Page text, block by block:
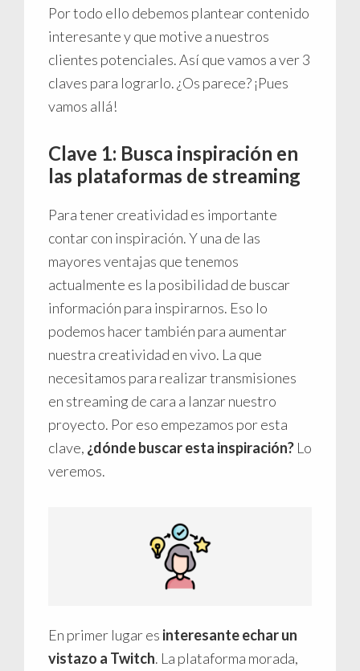
Por todo ello debemos plantear contenido
interesante y que motive a nuestros
clientes potenciales. Así que vamos a ver 3
claves para lograrlo. ¿Os parece? ¡Pues
vamos allá!
Clave 1: Busca inspiración en
las plataformas de streaming
Para tener creatividad es importante
contar con inspiración. Y una de las
mayores ventajas que tenemos
actualmente es la posibilidad de buscar
información para inspirarnos. Eso lo
podemos hacer también para aumentar
nuestra creatividad en vivo. La que
necesitamos para realizar transmisiones
en streaming de cara a lanzar nuestro
proyecto. Por eso empezamos por esta
clave, ¿dónde buscar esta inspiración? Lo
veremos.
En primer lugar es interesante echar un
vistazo a Twitch. La plataforma morada,